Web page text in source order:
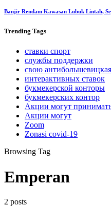
Banjir Rendam Kawasan Lubuk Lintah,
Trending Tags
ставки спорт
службы поддержки
свою антибольшевицкая
интерактивных ставок
букмекерской конторы
букмекерских контор
Акции могут
Акции могут
Zoom
Zonasi covid-19
Browsing Tag
Emperan
2 posts